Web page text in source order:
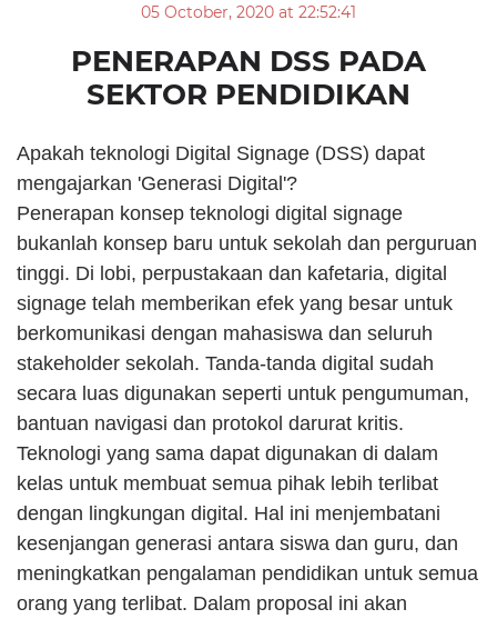
05 October, 2020 at 22:52:41
PENERAPAN DSS PADA
SEKTOR PENDIDIKAN
Apakah teknologi Digital Signage (DSS) dapat
mengajarkan 'Generasi Digital'?
Penerapan konsep teknologi digital signage
bukanlah konsep baru untuk sekolah dan perguruan
tinggi. Di lobi, perpustakaan dan kafetaria, digital
signage telah memberikan efek yang besar untuk
berkomunikasi dengan mahasiswa dan seluruh
stakeholder sekolah. Tanda-tanda digital sudah
secara luas digunakan seperti untuk pengumuman,
bantuan navigasi dan protokol darurat kritis.
Teknologi yang sama dapat digunakan di dalam
kelas untuk membuat semua pihak lebih terlibat
dengan lingkungan digital. Hal ini menjembatani
kesenjangan generasi antara siswa dan guru, dan
meningkatkan pengalaman pendidikan untuk semua
orang yang terlibat. Dalam proposal ini akan